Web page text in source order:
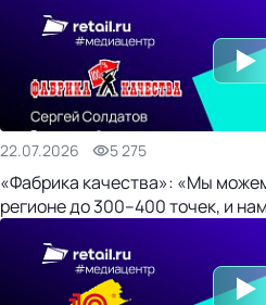
22.07.2026 5 275
«Фабрика качества»: «Мы
регионе до 300–400 точек, и